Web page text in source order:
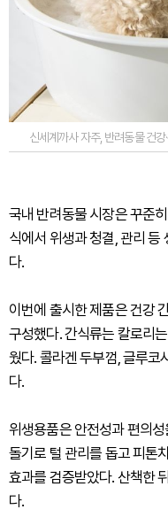
신세계까사 자주, 반려동물 건
국내 반려동물 시장은 꾸준
식에서 위생과 청결, 관리 등
다.
이번에 출시한 제품은 건강
구성했다. 간식류는 칼로리
웠다. 콜라겐 두부껌, 글루코
다.
위생용품은 안전성과 편의
돌기로 털 관리를 돕고 피톤
효과를 검증받았다. 산책한
다.